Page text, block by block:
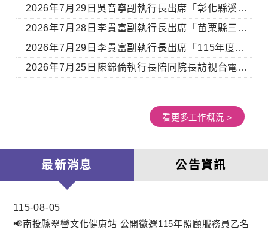
2026年7月29日吳音寧副執行長出席「彰化縣溪州鄉圳寮村北圳段及菜公村新興段等2件農田水利設施改善會勘」
2026年7月28日李貴富副執行長出席「苗栗縣三灣鄉永和村2鄰野溪護岸二期工程施工說明會」
2026年7月29日李貴富副執行長出席「115年度經濟部中小企業榮譽指導員第三次中區委員會暨苗栗縣觀光生態鏈分享」會議
2026年7月25日陳錦倫執行長陪同院長訪視台電明潭發電廠
看更多工作概況 >
最新消息
📢南投縣翠巒文化健康站 公開徵選115年照顧服務員乙名
115-08-05
公告資訊